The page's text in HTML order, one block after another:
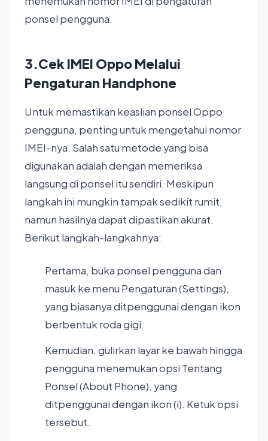
ponsel pengguna.
3.Cek IMEI Oppo Melalui
Pengaturan Handphone
Untuk memastikan keaslian ponsel Oppo
pengguna, penting untuk mengetahui nomor
IMEI-nya. Salah satu metode yang bisa
digunakan adalah dengan memeriksa
langsung di ponsel itu sendiri. Meskipun
langkah ini mungkin tampak sedikit rumit,
namun hasilnya dapat dipastikan akurat.
Berikut langkah-langkahnya:
Pertama, buka ponsel pengguna dan
masuk ke menu Pengaturan (Settings),
yang biasanya ditpenggunai dengan ikon
berbentuk roda gigi.
Kemudian, gulirkan layar ke bawah hingga
pengguna menemukan opsi Tentang
Ponsel (About Phone), yang
ditpenggunai dengan ikon (i). Ketuk opsi
tersebut.